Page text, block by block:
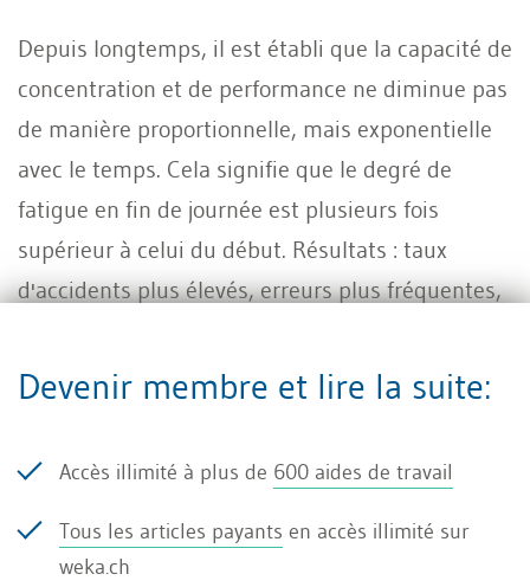
Depuis longtemps, il est établi que la capacité de
concentration et de performance ne diminue pas
de manière proportionnelle, mais exponentielle
avec le temps. Cela signifie que le degré de
fatigue en fin de journée est plusieurs fois
supérieur à celui du début. Résultats : taux
d'accidents plus élevés, erreurs plus fréquentes,
collègues et clients. Des études ont clairement
meilleur remède contre la fatigue chronique et
les troubles de la concentration. Les employés à
temps partiel travaillent en général mieux – tant
Devenir membre et lire la suite:
Accès illimité à plus de 600 aides de travail
Tous les articles payants en accès illimité sur
weka.ch